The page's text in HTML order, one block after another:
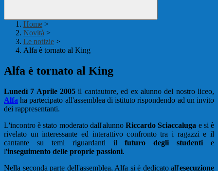
Home >
Novità >
Le notizie >
Alfa è tornato al King
Alfa è tornato al King
Lunedì 7 Aprile 2005 il cantautore, ed ex alunno del nostro liceo,
Alfa ha partecipato all'assemblea di istituto rispondendo ad un invito
dei rappresentanti.
L'incontro è stato moderato dall'alunnoRiccardo Sciaccaluga e si è
rivelato un interessante ed interattivo confronto tra i ragazzi e il
cantante su temi riguardanti ilfuturo degli studenti e
l'inseguimento delle proprie passioni.
Nella seconda parte dell'assemblea, Alfa si è dedicato all'esecuzione